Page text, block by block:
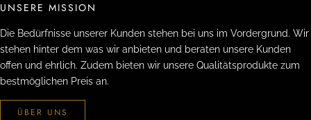
UNSERE MISSION
Die Bedürfnisse unserer Kunden stehen bei uns im Vordergrund. Wir
stehen hinter dem was wir anbieten und beraten unsere Kunden
offen und ehrlich. Zudem bieten wir unsere Qualitätsprodukte zum
bestmöglichen Preis an.
ÜBER UNS